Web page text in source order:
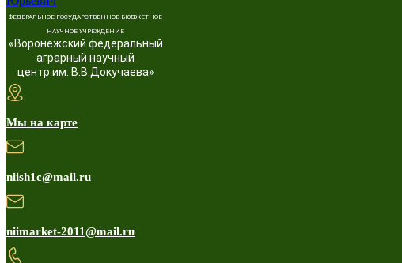
ФЕДЕРАЛЬНОЕ ГОСУДАРСТВЕННОЕ БЮДЖЕТНОЕ
НАУЧНОЕ УЧРЕЖДЕНИЕ
«Воронежский федеральный
аграрный научный
центр им. В.В.Докучаева»
Мы на карте
niish1c@mail.ru
niimarket-2011@mail.ru